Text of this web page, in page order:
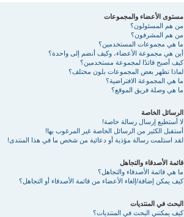
مستوى الأعضاء والمجموعات
من هم المسئولون؟
من هم المشرفون؟
ما هي مجموعات المستخدمين؟
أين هي مجموعة الأعضاء، وكيف أنضم إلى واحدة؟
كيف أصبح قائدًا لمجموعة مستخدمين؟
لماذا تظهر بعض المجموعات بلون مختلف؟
ما هي المجموعة الافتراضية؟
ما هي وصلة فريق الموقع؟
الرسائل الخاصة
لا أستطيع إرسال رسالة خاصة!
أستقبل الكثير من الرسائل الخاصة غير المرغوب بها!
لقد استلمت رسالة مؤذية أو دعائية من شخص ما في هذا المنتدى!
قائمة الأصدقاء والتجاهل
ما هي قائمة الأصدقاء والتجاهل؟
كيف يمكن إضافة/إلغاء الأعضاء من قائمة الأصدقاء أو التجاهل؟
البحث في المنتديات
كيف يمكنني البحث في المنتديات؟